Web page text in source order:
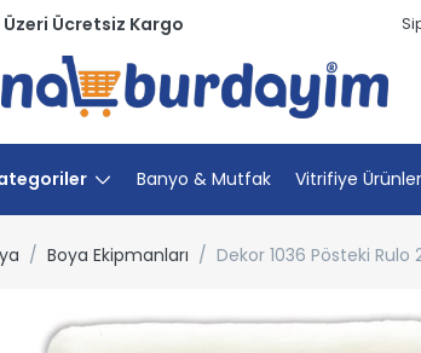
Üzeri Ücretsiz Kargo
Banyo & Mutfak Vitrifiye
Boya Ekipmanları Dekor 1036 Pösteki Rulo